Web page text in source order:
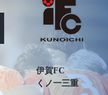
伊賀FC
くノ一三重